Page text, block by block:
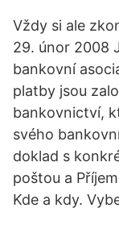
Vždy si ale
29. únor 2008
bankovní
platby jsou
bankovnictví,
svého
doklad s
poštou a
Kde a kdy.